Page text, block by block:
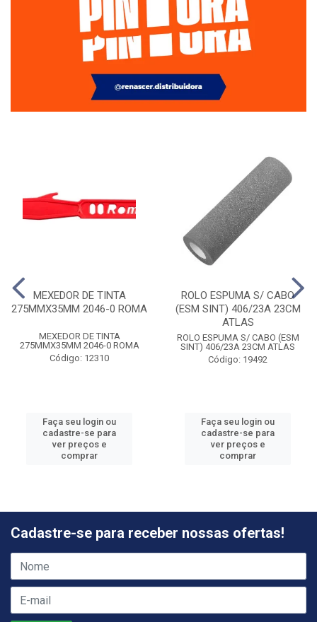
MEXEDOR DE TINTA
275MMX35MM 2046-0 ROMA
MEXEDOR DE TINTA
275MMX35MM 2046-0 ROMA
Código: 12310
Faça seu login ou
cadastre-se para
ver preços e
comprar
ROLO ESPUMA S/ CABO
(ESM SINT) 406/23A 23CM
ATLAS
ROLO ESPUMA S/ CABO (ESM
SINT) 406/23A 23CM ATLAS
Código: 19492
Faça seu login ou
cadastre-se para
ver preços e
comprar
Cadastre-se para receber nossas ofertas!